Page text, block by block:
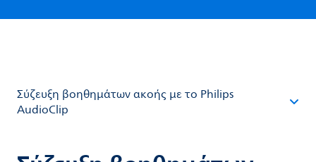
Σύζευξη βοηθημάτων ακοής με το Philips
AudioClip